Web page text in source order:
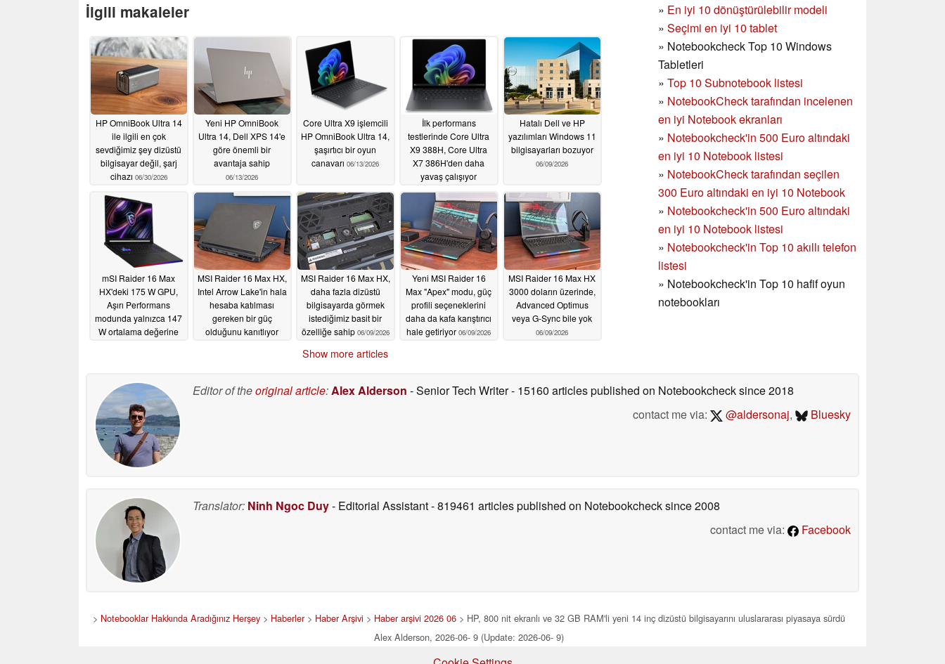
» En iyi 10 dönüştürülebilir modeli
» Seçimi en iyi 10 tablet
» Notebookcheck Top 10 Windows
Tabletleri
» Top 10 Subnotebook listesi
» NotebookCheck tarafından incelenen
en iyi Notebook ekranları
» Notebookcheck'in 500 Euro altındaki
en iyi 10 Notebook listesi
» NotebookCheck tarafından seçilen
300 Euro altındaki en iyi 10 Notebook
» Notebookcheck'in 500 Euro altındaki
en iyi 10 Notebook listesi
» Notebookcheck'in Top 10 akıllı telefon
listesi
» Notebookcheck'in Top 10 hafif oyun
notebookları
İlgili makaleler
HP OmniBook Ultra 14
ile ilgili en çok
sevdiğimiz şey dizüstü
bilgisayar değil, şarj
cihazı 06/30/2026
Yeni HP OmniBook
Ultra 14, Dell XPS 14'e
göre önemli bir
avantaja sahip
06/13/2026
Core Ultra X9 işlemcili
HP OmniBook Ultra 14,
şaşırtıcı bir oyun
canavarı 06/13/2026
İlk performans
testlerinde Core Ultra
X9 388H, Core Ultra
X7 386H'den daha
yavaş çalışıyor
06/13/2026
Hatalı Dell ve HP
yazılımları Windows 11
bilgisayarları bozuyor
06/09/2026
mSI Raider 16 Max
HX'deki 175 W GPU,
Aşırı Performans
modunda yalnızca 147
W ortalama değerine
MSI Raider 16 Max HX,
Intel Arrow Lake'in hala
hesaba katılması
gereken bir güç
olduğunu kanıtlıyor
MSI Raider 16 Max HX,
daha fazla dizüstü
bilgisayarda görmek
istediğimiz basit bir
özelliğe sahip 06/09/2026
Yeni MSI Raider 16
Max "Apex" modu, güç
profili seçeneklerini
daha da kafa karıştırıcı
hale getiriyor 06/09/2026
MSI Raider 16 Max HX
3000 doların üzerinde,
Advanced Optimus
veya G-Sync bile yok
06/09/2026
Show more articles
Editor of theoriginal article:Alex Alderson - Senior Tech Writer- 15160 articles published on Notebookchecksince 2018
contact me via:
@aldersonaj, Bluesky
Translator: Ninh Ngoc Duy- Editorial Assistant- 819461 articles published on Notebookchecksince 2008
contact me via:
Facebook
> Notebooklar Hakkında Aradığınız Herşey > Haberler> Haber Arşivi > Haber arşivi 2026 06 > HP, 800 nit ekranlı ve 32 GB RAM'li yeni 14 inç dizüstü bilgisayarını uluslararası piyasaya sürdü
Alex Alderson, 2026-06- 9 (Update: 2026-06- 9)